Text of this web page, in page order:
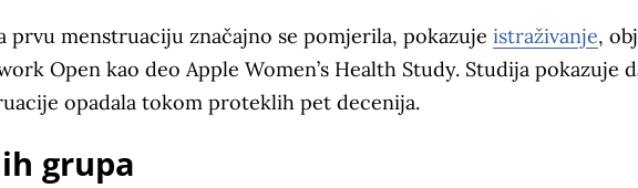
prvu menstruaciju značajno se pomjerila, pokazuje istraživanje,
Open kao deo Apple Women’s Health Study. Studija pokazuje
opadala tokom proteklih pet decenija.
grupa